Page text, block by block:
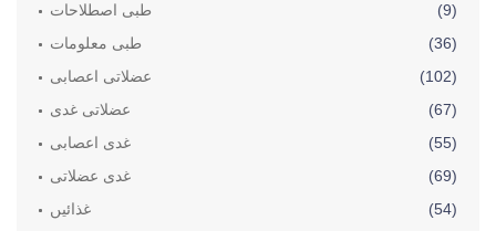
طبی اصطلاحات
(9)
طبی معلومات
(36)
عضلاتی اعصابی
(102)
عضلاتی غدی
(67)
غدی اعصابی
(55)
غدی عضلاتی
(69)
غذائیں
(54)